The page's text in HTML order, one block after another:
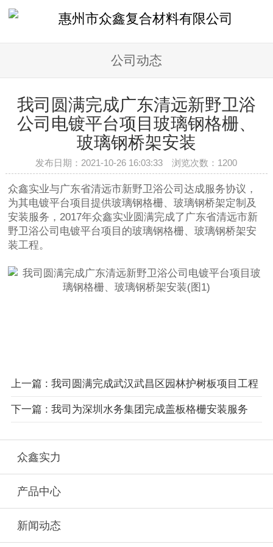
公司动态
我司圆满完成广东清远新野卫浴
公司电镀平台项目玻璃钢格栅、
玻璃钢桥架安装
发布日期：2021-10-26 16:03:33 浏览次数： 1200
众鑫实业与广东省清远市新野卫浴公司达成服务协议，
为其电镀平台项目提供玻璃钢格栅、玻璃钢桥架定制及
安装服务，2017年众鑫实业圆满完成了广东省清远市新
野卫浴公司电镀平台项目的玻璃钢格栅、玻璃钢桥架安
装工程。
上一篇 : 我司圆满完成武汉武昌区园林护树板项目工程
下一篇 : 我司为深圳水务集团完成盖板格栅安装服务
众鑫实力
产品中心
新闻动态